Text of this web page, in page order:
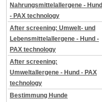
Nahrungsmittelallergene - Hund
- PAX technology
After screening: Umwelt- und
Lebensmittelallergene - Hund -
PAX technology
After screening:
Umweltallergene - Hund - PAX
technology
Bestimmung Hunde